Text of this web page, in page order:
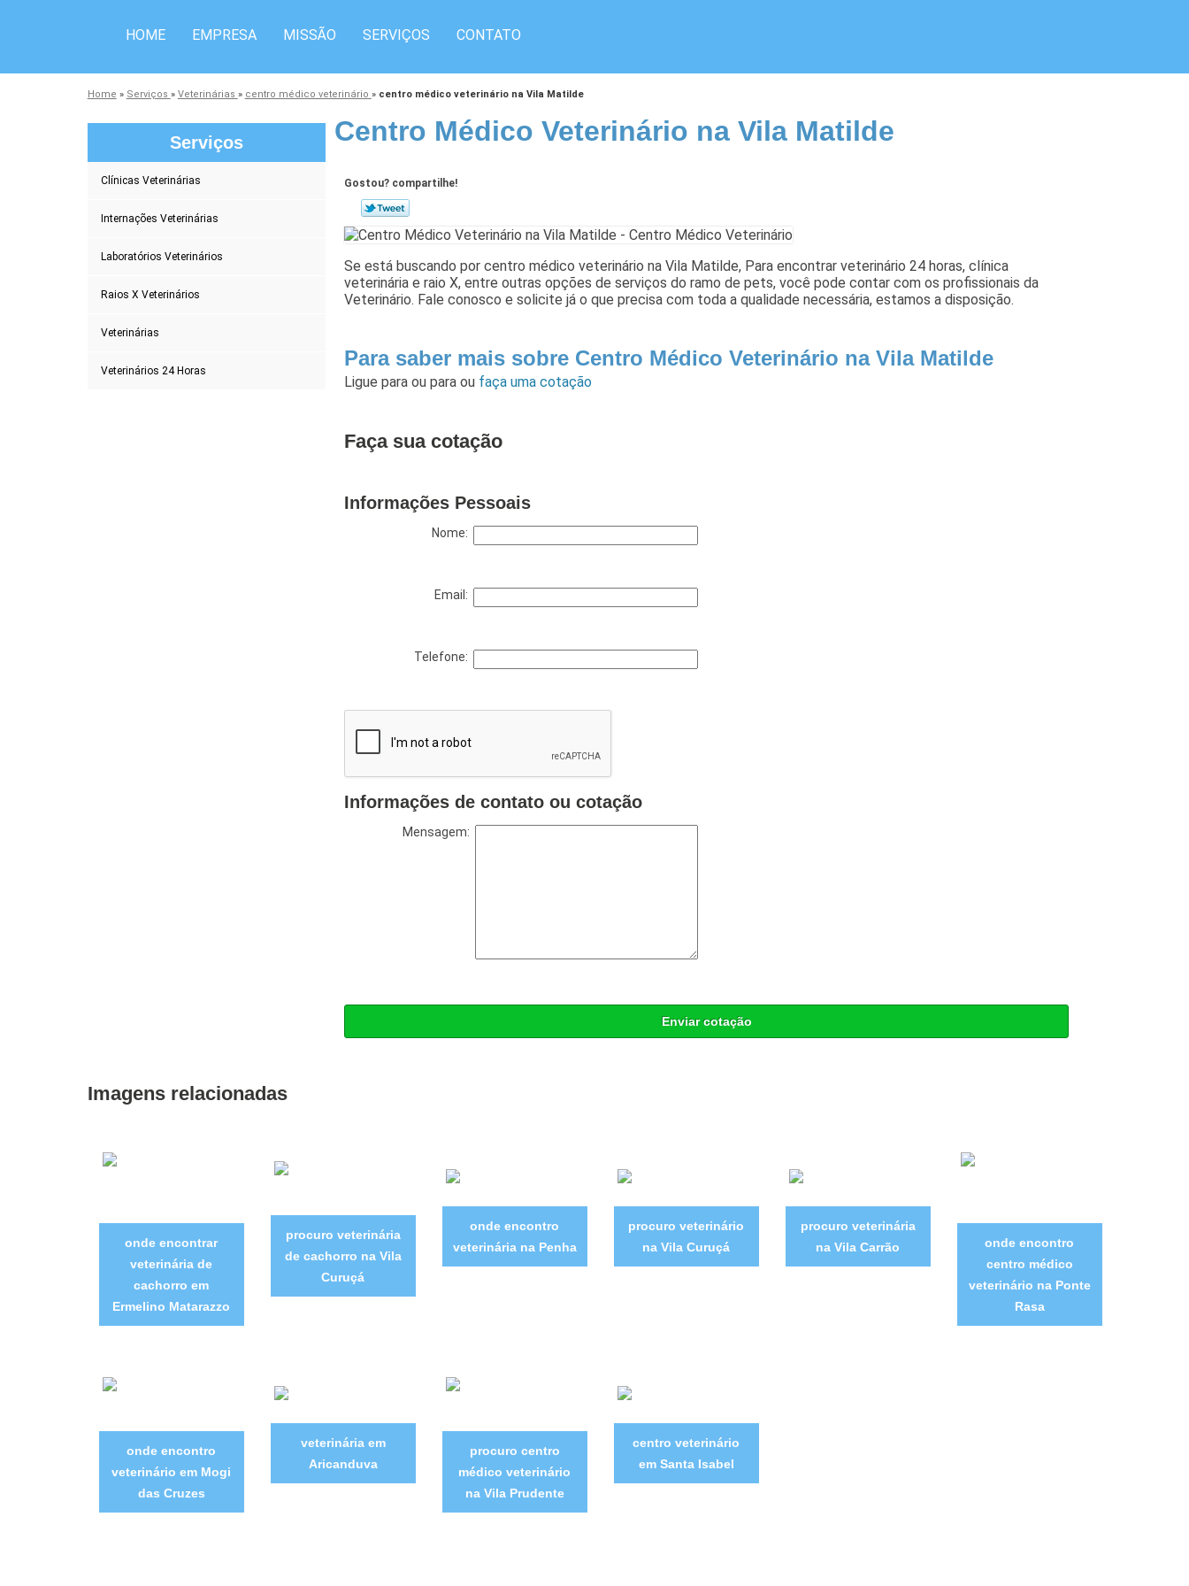
HOME EMPRESA MISSÃO SERVIÇOS CONTATO
Home » Serviços » Veterinárias » centro médico veterinário » centro médico veterinário na Vila Matilde
Serviços
Clínicas Veterinárias
Internações Veterinárias
Laboratórios Veterinários
Raios X Veterinários
Veterinárias
Veterinários 24 Horas
Centro Médico Veterinário na Vila Matilde
Gostou? compartilhe!
Se está buscando por centro médico veterinário na Vila Matilde, Para encontrar veterinário 24 horas, clínica
veterinária e raio X, entre outras opções de serviços do ramo de pets, você pode contar com os profissionais da
Veterinário. Fale conosco e solicite já o que precisa com toda a qualidade necessária, estamos a disposição.
Para saber mais sobre Centro Médico Veterinário na Vila Matilde
Ligue paraou paraou faça uma cotação
Faça sua cotação
Informações Pessoais
Nome:
Email:
Telefone:
Informações de contato ou cotação
Mensagem:
Enviar cotação
Imagens relacionadas
onde encontrar
veterinária de
cachorro em
Ermelino Matarazzo
procuro veterinária
de cachorro na Vila
Curuçá
onde encontro
veterinária na Penha
procuro veterinário
na Vila Curuçá
procuro veterinária
na Vila Carrão
onde encontro
centro médico
veterinário na Ponte
Rasa
onde encontro
veterinário em Mogi
das Cruzes
veterinária em
Aricanduva
procuro centro
médico veterinário
na Vila Prudente
centro veterinário
em Santa Isabel